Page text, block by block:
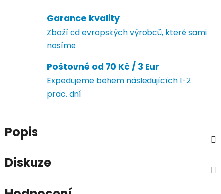
Garance kvality
Zboží od evropských výrobců, které sami
nosíme
Poštovné od 70 Kč / 3 Eur
Expedujeme během následujících 1-2
prac. dní
Popis
Diskuze